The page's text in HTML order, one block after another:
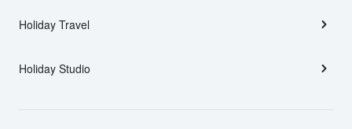
Holiday Travel
Holiday Studio